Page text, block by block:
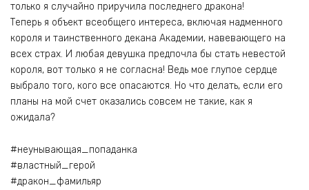
только я случайно приручила последнего дракона!
Теперь я объект всеобщего интереса, включая надменного
короля и таинственного декана Академии, навевающего на
всех страх. И любая девушка предпочла бы стать невестой
короля, вот только я не согласна! Ведь мое глупое сердце
выбрало того, кого все опасаются. Но что делать, если его
планы на мой счет оказались совсем не такие, как я
ожидала?
#неунывающая_попаданка
#властный_герой
#дракон_фамильяр